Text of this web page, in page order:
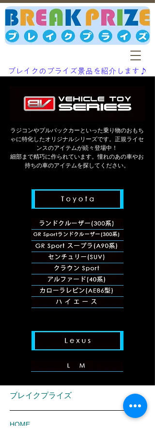
ブレイクのプライズ景品を紹介します♪
ラジコンやプルバックカーといった乗り物のおもち
ゃに特化したオリジナルシリーズです。正規ライセ
ンスのアイテムが続々登場中！
細部まで精巧に作られています。憧れのあの車やお
持ちの車のアイテムを探してください。
ブレイクプライズ
HOME